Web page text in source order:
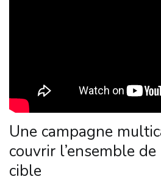
Une campagne
couvrir l’ensemble
cible